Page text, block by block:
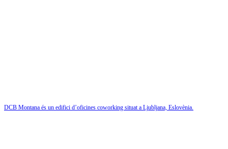
DCB Montana és un edifici d’oficines coworking situat a Ljubljana, Eslovènia.